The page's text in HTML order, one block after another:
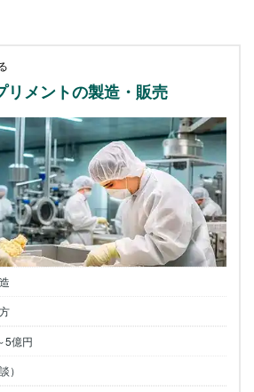
リメントの製造・販売
5億円
）